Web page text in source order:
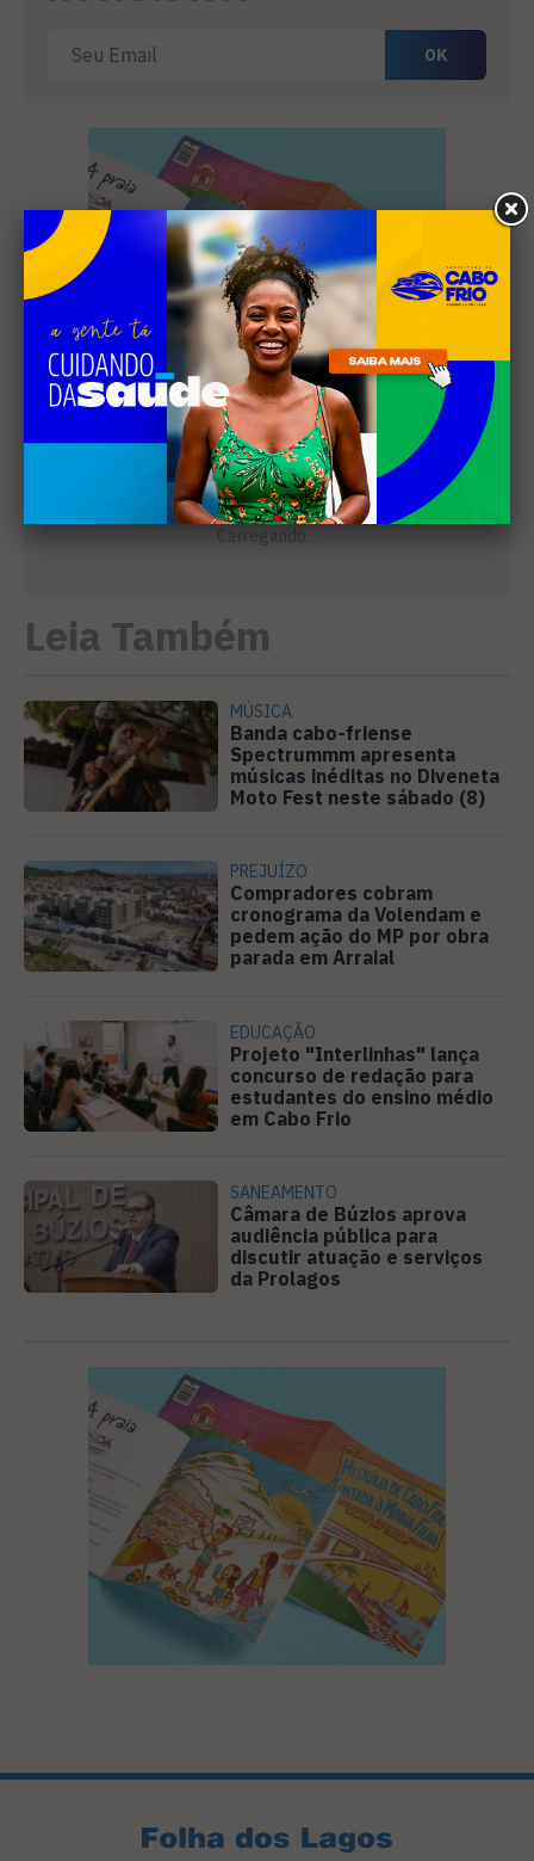
Leia Também
MÚSICA
Banda cabo-friense
Spectrummm apresenta
músicas inéditas no Diveneta
Moto Fest neste sábado (8)
PREJUÍZO
Compradores cobram
cronograma da Volendam e
pedem ação do MP por obra
parada em Arraial
EDUCAÇÃO
Projeto "Interlinhas" lança
concurso de redação para
estudantes do ensino médio
em Cabo Frio
SANEAMENTO
Câmara de Búzios aprova
audiência pública para
discutir atuação e serviços
da Prolagos